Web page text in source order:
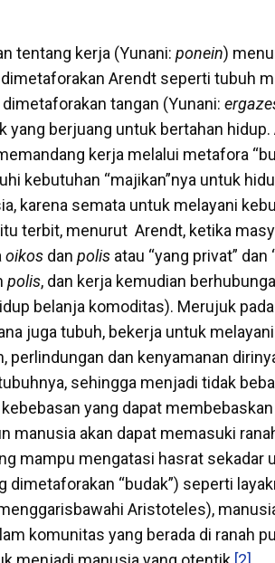
tentang kerja (Yunani: ponein)
Arendt seperti tubuh
tangan (Yunani:
yang berjuang untuk bertahan
kerja melalui metafora
kebutuhan “majikan”nya untuk
karena semata untuk melayani
terbit, menurut Arendt, ketika
oikos dan polis atau “yang privat”
polis, dan kerja kemudian
belanja komoditas). Merujuk
juga tubuh, bekerja untuk
perlindungan dan kenyamanan
sehingga menjadi tidak
yang dapat
manusia akan dapat memasuki
mampu mengatasi hasrat
dimetaforakan “budak”) seperti
Aristoteles),
komunitas yang berada di ranah